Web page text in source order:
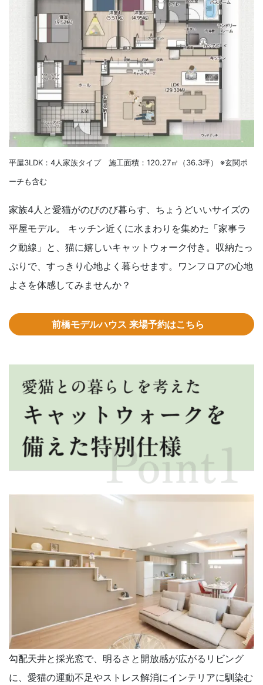
平屋3LDK：4人家族タイプ 施工面積：120.27㎡（36.3坪） ※玄関ポ
ーチも含む
家族4人と愛猫がのびのび暮らす、ちょうどいいサイズの
平屋モデル。 キッチン近くに水まわりを集めた「家事ラ
ク動線」と、猫に嬉しいキャットウォーク付き。 収納たっ
ぷりで、すっきり心地よく暮らせます。ワンフロアの心地
よさを体感してみませんか？
前橋モデルハウス 来場予約はこちら
勾配天井と採光窓で、明るさと開放感が広がるリビング
に、愛猫の運動不足やストレス解消にインテリアに馴染む